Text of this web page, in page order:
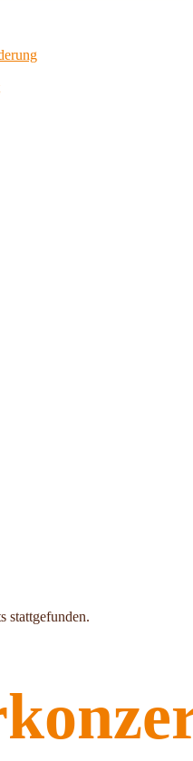
stattgefunden.